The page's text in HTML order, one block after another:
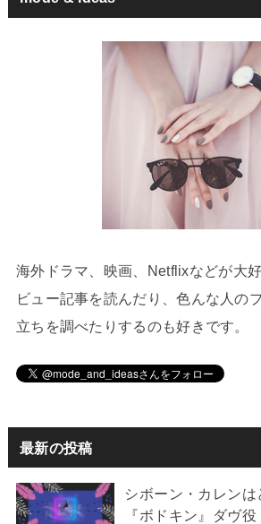
海外ドラマ、映画、Netflixなどが大
ビュー記事を読んだり、色んな人の
立ちを調べたりするのも好きです。
最新の投稿
シボーン・カレンは
『ボドキン』ダヴ役